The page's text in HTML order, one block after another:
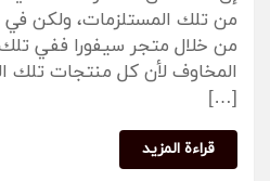
من تلك المستلزمات، ولكن في
من خلال متجر سيفورا ففي
المخاوف لأن كل منتجات تلك
[…]
قراءة المزيد